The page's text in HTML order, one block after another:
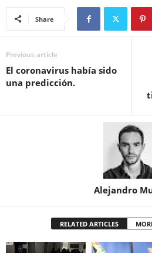
Share
Previous article
El coronavirus había sido
una predicción.
Alejandro
RELATED ARTICLES